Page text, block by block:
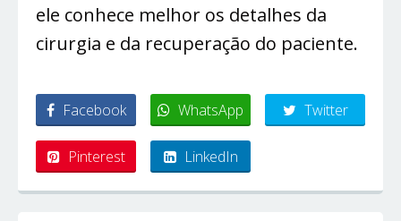
ele conhece melhor os detalhes da
cirurgia e da recuperação do paciente.
Facebook WhatsApp Twitter
Pinterest LinkedIn